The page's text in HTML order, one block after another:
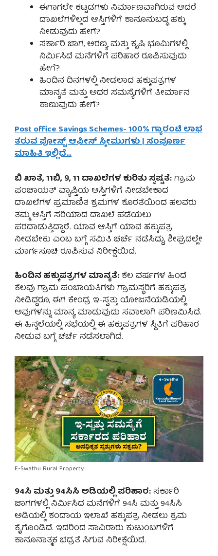
ಈಗಾಗಲೇ ಕಟ್ಟಡಗಳು ನಿರ್ಮಾಣವಾಗಿರುವ ಆದರೆ
ದಾಖಲೆಗಳಿಲ್ಲದ ಆಸ್ತಿಗಳಿಗೆ ಕಾನೂನುಬದ್ಧ ಹಕ್ಕು
ನೀಡುವುದು ಹೇಗೆ?
ಸರ್ಕಾರಿ ಜಾಗ, ಅರಣ್ಯ ಮತ್ತು ಕೃಷಿ ಭೂಮಿಗಳಲ್ಲಿ
ನಿರ್ಮಿಸಿದೆ ಮನೆಗಳಿಗೆ ಪರಿಹಾರ ರೂಪಿಸುವುದು
ಹೇಗೆ?
ಹಿಂದಿನ ದಿನಗಳಲ್ಲಿ ನೀಡಲಾದ ಹಕ್ಕುಪತ್ರಗಳ
ಮಾನ್ಯತೆ ಮತ್ತು ಅದರ ಸಮಸ್ಯೆಗಳಿಗೆ ತೀರ್ಮಾನ
ಕಾಣುವುದು ಹೇಗೆ?
Post office Savings Schemes- 100% ಗ್ಯಾರಂಟಿ ಲಾಭ
ತರುವ ಪೋಸ್ಟ್ ಆಫೀಸ್ ಸ್ಕೀಮುಗಳು | ಸಂಪೂರ್ಣ
ಮಾಹಿತಿ ಇಲ್ಲಿದೆ…
ಬಿ ಖಾತೆ, 11ಬಿ, 9, 11 ದಾಖಲೆಗಳ ಕುರಿತು ಸ್ಪಷ್ಟತೆ:ಗ್ರಾಮ
ಪಂಚಾಯತ್ ವ್ಯಾಪ್ತಿಯ ಆಸ್ತಿಗಳಿಗೆ ನೀಡಬೇಕಾದ
ದಾಖಲೆಗಳ ಪ್ರಮಾಣಿತ ಕ್ರಮಗಳ ಕೊರತೆಯಿಂದ ಹಲವರು
ತಮ್ಮ ಆಸ್ತಿಗೆ ಸರಿಯಾದ ದಾಖಲೆ ಪಡೆಯಲು
ಪರದಾಡುತ್ತಿದ್ದಾರೆ. ಯಾವ ಆಸ್ತಿಗೆ ಯಾವ ಹಕ್ಕುಪತ್ರ
ನೀಡಬೇಕು ಎಂಬ ಬಗ್ಗೆ ಸಮಿತಿ ಚರ್ಚೆ ನಡೆಸಿದ್ದು, ಶೀಘ್ರದಲ್ಲೇ
ಮಾರ್ಗಸೂಚಿ ರೂಪಿಸುವ ನಿರೀಕ್ಷೆಯಿದೆ.
ಹಿಂದಿನ ಹಕ್ಕುಪತ್ರಗಳ ಮಾನ್ಯತೆ: ಕೆಲ ವರ್ಷಗಳ ಹಿಂದೆ
ಕೆಲವು ಗ್ರಾಮ ಪಂಚಾಯತಿಗಳು ಗ್ರಾಮಸ್ಥರಿಗೆ ಹಕ್ಕುಪತ್ರ
ನೀಡಿದ್ದರೂ, ಈಗ ಕೇಂದ್ರ ಇ-ಸ್ವತ್ತು ಯೋಜನೆಯಡಿಯಲ್ಲಿ
ಅವುಗಳನ್ನು ಮಾನ್ಯ ಮಾಡುವುದು ಸವಾಲಾಗಿ ಪರಿಣಮಿಸಿದೆ.
ಈ ಹಿನ್ನಲೆಯಲ್ಲಿ ಸಭೆಯಲ್ಲಿ ಈ ಹಕ್ಕುಪತ್ರಗಳ ಸ್ಥಿತಿಗೆ ಪರಿಹಾರ
ನೀಡುವ ಬಗ್ಗೆ ಚರ್ಚೆ ನಡೆಸಲಾಗಿದೆ.
E-Swathu Rural Property
94ಸಿ ಮತ್ತು 94ಸಿಸಿ ಅಡಿಯಲ್ಲಿ ಪರಿಹಾರ:ಸರ್ಕಾರಿ
ಜಾಗಗಳಲ್ಲಿ ನಿರ್ಮಿಸಿದ ಮನೆಗಳಿಗೆ 94ಸಿ ಮತ್ತು 94ಸಿಸಿ
ಅಡಿಯಲ್ಲಿ ಕಂದಾಯ ಇಲಾಖೆ ಹಕ್ಕುಪತ್ರ ನೀಡಲು ಕ್ರಮ
ಕೈಗೊಂಡಿದೆ. ಇದರಿಂದ ಸಾವಿರಾರು ಕುಟುಂಬಗಳಿಗೆ
ಕಾನೂನಾತ್ಮಕ ಭದ್ರತೆ ಸಿಗುವ ನಿರೀಕ್ಷೆಯಿದೆ.